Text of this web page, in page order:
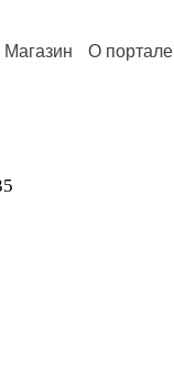
Магазин О портале